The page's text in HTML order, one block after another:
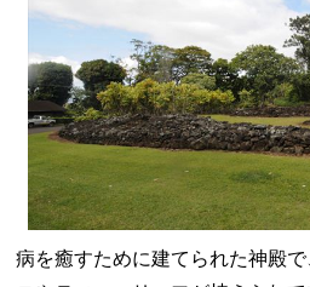
病を癒すために建てられた神殿